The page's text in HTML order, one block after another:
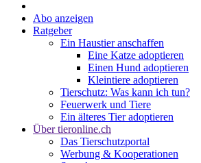
Abo anzeigen
Ratgeber
Ein Haustier anschaffen
Eine Katze adoptieren
Einen Hund adoptieren
Kleintiere adoptieren
Tierschutz: Was kann ich tun?
Feuerwerk und Tiere
Ein älteres Tier adoptieren
Über tieronline.ch
Das Tierschutzportal
Werbung & Kooperationen